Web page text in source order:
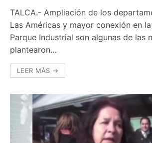
TALCA.- Ampliación de los
Las Américas y mayor conexión en
Parque Industrial son algunas de las
plantearon…
LEER MÁS →